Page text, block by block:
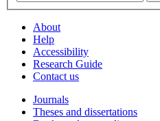
About
Help
Accessibility
Research Guide
Contact us
Journals
Theses and dissertations